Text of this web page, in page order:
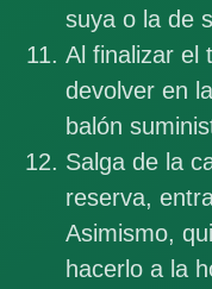
suya o la de
Al finalizar el
devolver en
balón
Salga de la
reserva,
Asimismo,
hacerlo a la